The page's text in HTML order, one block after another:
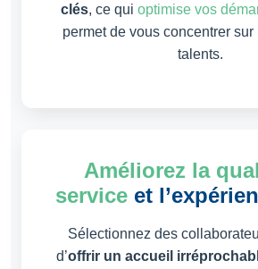
clés, ce qui optimise vos
permet de vous concentrer
talents.
Améliorez la
service et
Sélectionnez des
d’offrir un accueil